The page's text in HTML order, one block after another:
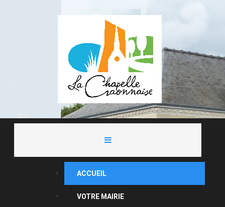
ACCUEIL
VOTRE MAIRIE